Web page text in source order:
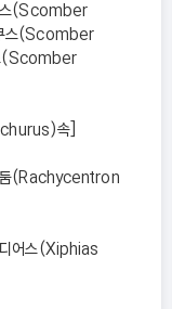
스(Scomber
스(Scomber
(Scomber
속]
둠(Rachycentron
어스(Xiphias